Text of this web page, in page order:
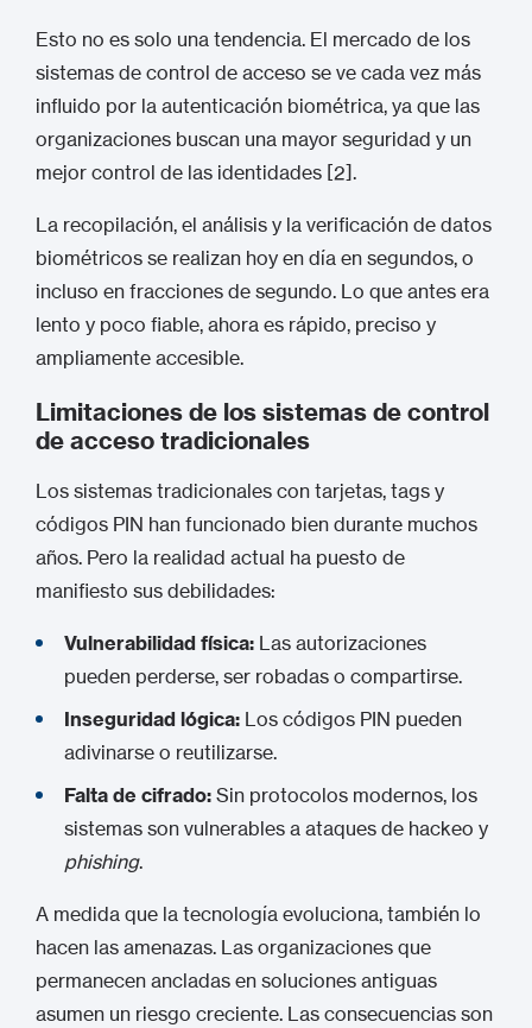
Esto no es solo una tendencia. El mercado de los
sistemas de control de acceso se ve cada vez más
influido por la autenticación biométrica, ya que las
organizaciones buscan una mayor seguridad y un
mejor control de las identidades [2].
La recopilación, el análisis y la verificación de datos
biométricos se realizan hoy en día en segundos, o
incluso en fracciones de segundo. Lo que antes era
lento y poco fiable, ahora es rápido, preciso y
ampliamente accesible.
Limitaciones de los sistemas de control
de acceso tradicionales
Los sistemas tradicionales con tarjetas, tags y
códigos PIN han funcionado bien durante muchos
años. Pero la realidad actual ha puesto de
manifiesto sus debilidades:
Vulnerabilidad física: Las autorizaciones
pueden perderse, ser robadas o compartirse.
Inseguridad lógica: Los códigos PIN pueden
adivinarse o reutilizarse.
Falta de cifrado: Sin protocolos modernos, los
sistemas son vulnerables a ataques de hackeo y
phishing.
A medida que la tecnología evoluciona, también lo
hacen las amenazas. Las organizaciones que
permanecen ancladas en soluciones antiguas
asumen un riesgo creciente. Las consecuencias son